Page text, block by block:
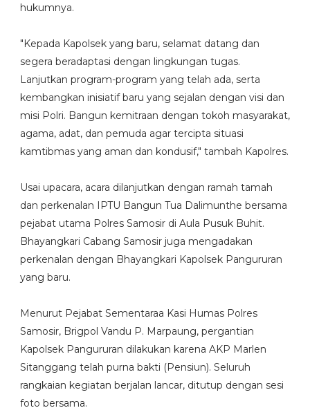
hukumnya.
"Kepada Kapolsek yang baru, selamat datang dan
segera beradaptasi dengan lingkungan tugas.
Lanjutkan program-program yang telah ada, serta
kembangkan inisiatif baru yang sejalan dengan visi dan
misi Polri. Bangun kemitraan dengan tokoh masyarakat,
agama, adat, dan pemuda agar tercipta situasi
kamtibmas yang aman dan kondusif," tambah Kapolres.
Usai upacara, acara dilanjutkan dengan ramah tamah
dan perkenalan IPTU Bangun Tua Dalimunthe bersama
pejabat utama Polres Samosir di Aula Pusuk Buhit.
Bhayangkari Cabang Samosir juga mengadakan
perkenalan dengan Bhayangkari Kapolsek Pangururan
yang baru.
Menurut Pejabat Sementaraa Kasi Humas Polres
Samosir, Brigpol Vandu P. Marpaung, pergantian
Kapolsek Pangururan dilakukan karena AKP Marlen
Sitanggang telah purna bakti (Pensiun). Seluruh
rangkaian kegiatan berjalan lancar, ditutup dengan sesi
foto bersama.